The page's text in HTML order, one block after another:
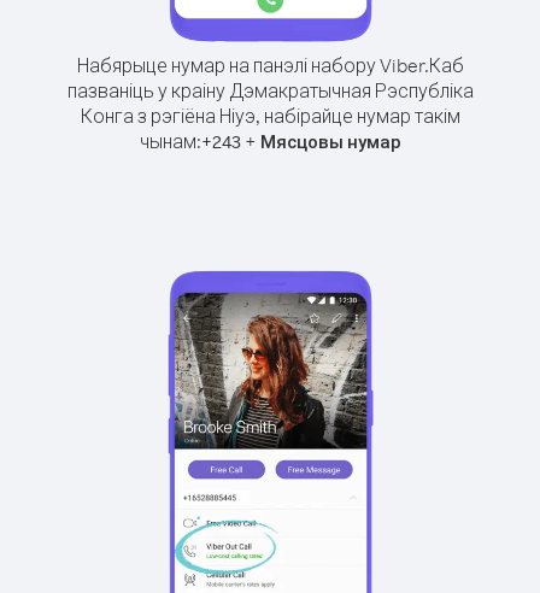
Набярыце нумар на панэлі набору Viber.Каб
пазваніць у краіну Дэмакратычная Рэспубліка
Конга з рэгіёна Ніуэ, набірайце нумар такім
чынам:+243+ Мясцовы нумар